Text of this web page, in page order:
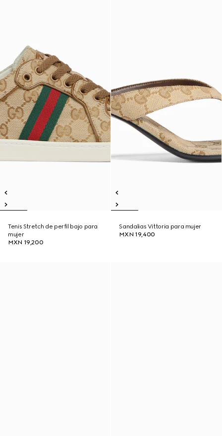
Tenis Stretch de perfil bajo para
mujer
MXN 19,200
Sandalias Vittoria para mujer
MXN 19,400